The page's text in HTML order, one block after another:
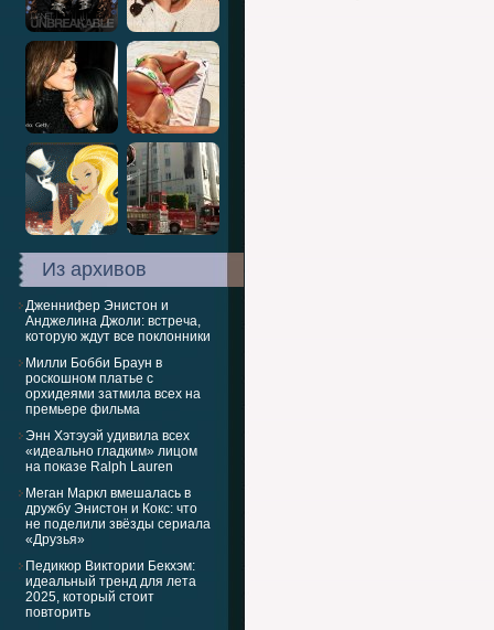
Из архивов
Дженнифер Энистон и
Анджелина Джоли: встреча,
которую ждут все поклонники
Милли Бобби Браун в
роскошном платье с
орхидеями затмила всех на
премьере фильма
Энн Хэтэуэй удивила всех
«идеально гладким» лицом
на показе Ralph Lauren
Меган Маркл вмешалась в
дружбу Энистон и Кокс: что
не поделили звёзды сериала
«Друзья»
Педикюр Виктории Бекхэм:
идеальный тренд для лета
2025, который стоит
повторить